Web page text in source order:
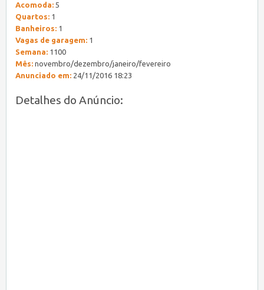
Acomoda: 5
Quartos: 1
Banheiros: 1
Vagas de garagem: 1
Semana: 1100
Mês: novembro/dezembro/janeiro/fevereiro
Anunciado em: 24/11/2016 18:23
Detalhes do Anúncio: